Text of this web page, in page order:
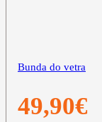
Bunda do vetra
49,90€